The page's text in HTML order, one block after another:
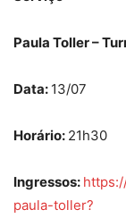
Paula Toller –
Data: 13/07
Horário: 21h30
Ingressos:
paula-toller?